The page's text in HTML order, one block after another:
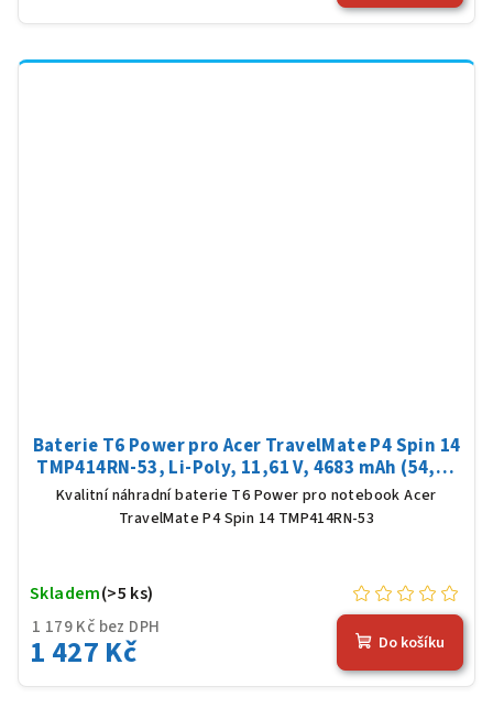
Baterie T6 Power pro Acer TravelMate P4 Spin 14
TMP414RN-53, Li-Poly, 11,61 V, 4683 mAh (54,36
Wh), černá
Kvalitní náhradní baterie T6 Power pro notebook Acer
TravelMate P4 Spin 14 TMP414RN-53
1 179 Kč bez DPH
1 427 Kč
Skladem(>5 ks)
Do košíku